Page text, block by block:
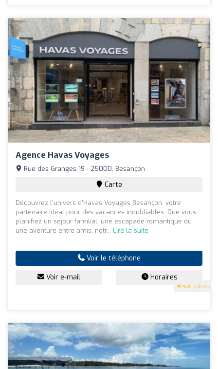
Agence Havas Voyages
4.8 (98 avis)
Rue des Granges 19 - 25000, Besançon
Carte
Découvrez l'univers d'Havas Voyages Besançon, votre
partenaire idéal pour des vacances inoubliables. Que vous
planifiez un séjour familial, une escapade romantique ou
une aventure entre amis, notr... Lire la suite
Voir le téléphone
Voir e-mail Horaires